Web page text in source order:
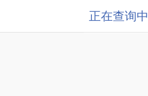
正在查询中